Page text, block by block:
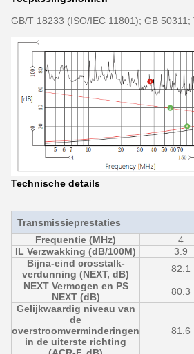
GB/T 18233 (ISO/IEC 11801); GB 50311;
Technische details
Transmissieprestaties
Frequentie (MHz)
4
IL Verzwakking (dB/100M)
3.9
Bijna-eind crosstalk-
verdunning (NEXT, dB)
82.1
NEXT Vermogen en PS
NEXT (dB)
80.3
Gelijkwaardig niveau van
de
overstroomverminderingen
in de uiterste richting
81.6